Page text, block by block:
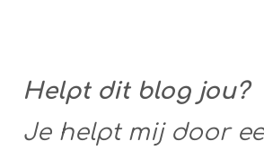
Helpt dit blog jou?
Je helpt mij door